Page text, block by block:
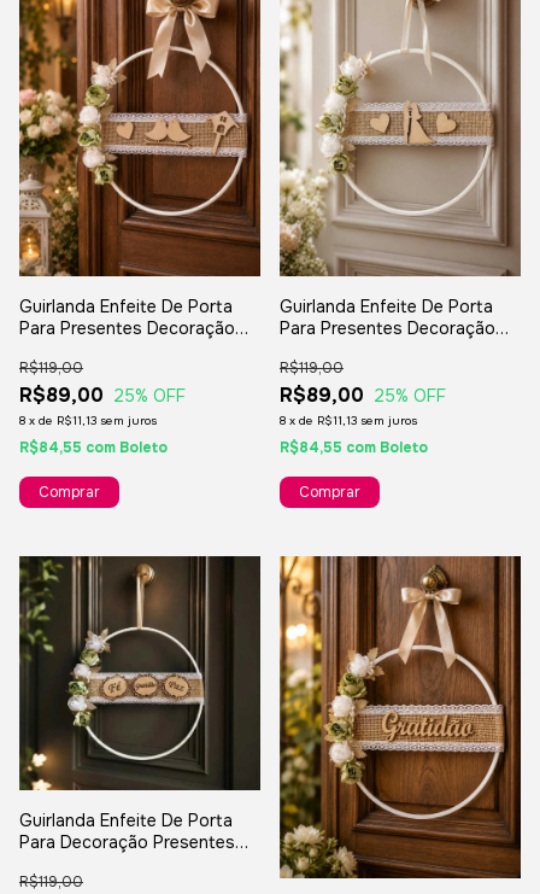
Guirlanda Enfeite De Porta
Para Presentes Decoração
Casinha Coração
R$89,00
R$119,00
25% OFF
8 x de R$11,13 sem juros
R$84,55 com Boleto
Guirlanda Enfeite De Porta
Para Presentes Decoração
Passarinhos
R$89,00
R$119,00
25% OFF
8 x de R$11,13 sem juros
R$84,55 com Boleto
Guirlanda Enfeite De Porta
Para Decoração Presentes
Gratidão Paz
R$119,00